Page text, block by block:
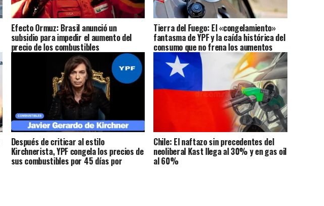
Efecto Ormuz: Brasil anunció un
subsidio para impedir el aumento del
precio de los combustibles
Tierra del Fuego: El «congelamiento»
fantasma de YPF y la caída histórica del
consumo que no frena los aumentos
Después de criticar al estilo
Kirchnerista, YPF congela los precios de
sus combustibles por 45 días por
Chile: El naftazo sin precedentes del
neoliberal Kast llega al 30% y en gas oil
al 60%